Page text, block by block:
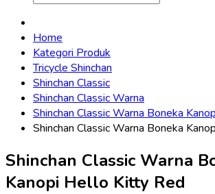
Home
Kategori Produk
Tricycle Shinchan
Shinchan Classic
Shinchan Classic Warna
Shinchan Classic Warna Boneka
Shinchan Classic Warna Boneka
Shinchan Classic Warna
Kanopi Hello Kitty Red